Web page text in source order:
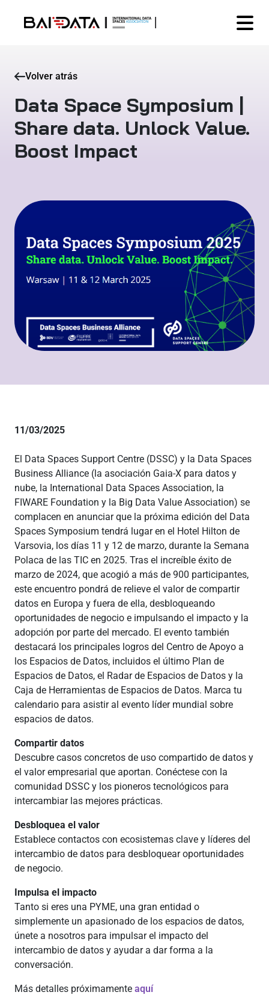
Volver atrás
Data Space Symposium |
Share data. Unlock Value.
Boost Impact
11/03/2025
El Data Spaces Support Centre (DSSC) y la Data Spaces
Business Alliance (la asociación Gaia-X para datos y
nube, la International Data Spaces Association, la
FIWARE Foundation y la Big Data Value Association) se
complacen en anunciar que la próxima edición del Data
Spaces Symposium tendrá lugar en el Hotel Hilton de
Varsovia, los días 11 y 12 de marzo, durante la Semana
Polaca de las TIC en 2025. Tras el increíble éxito de
marzo de 2024, que acogió a más de 900 participantes,
este encuentro pondrá de relieve el valor de compartir
datos en Europa y fuera de ella, desbloqueando
oportunidades de negocio e impulsando el impacto y la
adopción por parte del mercado. El evento también
destacará los principales logros del Centro de Apoyo a
los Espacios de Datos, incluidos el último Plan de
Espacios de Datos, el Radar de Espacios de Datos y la
Caja de Herramientas de Espacios de Datos. Marca tu
calendario para asistir al evento líder mundial sobre
espacios de datos.
Compartir datos
Descubre casos concretos de uso compartido de datos y
el valor empresarial que aportan. Conéctese con la
comunidad DSSC y los pioneros tecnológicos para
intercambiar las mejores prácticas.
Desbloquea el valor
Establece contactos con ecosistemas clave y líderes del
intercambio de datos para desbloquear oportunidades
de negocio.
Impulsa el impacto
Tanto si eres una PYME, una gran entidad o
simplemente un apasionado de los espacios de datos,
únete a nosotros para impulsar el impacto del
intercambio de datos y ayudar a dar forma a la
conversación.
Más detalles próximamente aquí